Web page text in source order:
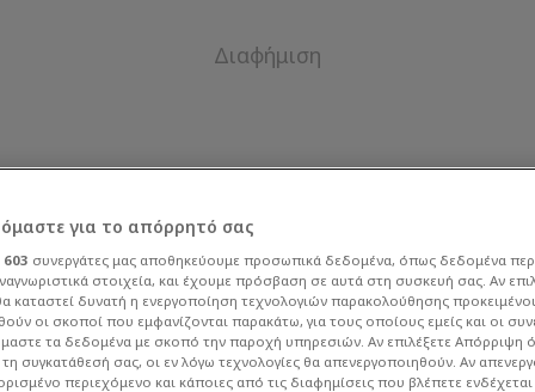
για το
με
για το απόρρητό σας
603 συνεργάτες μας αποθηκεύουμε προσωπικά δεδομένα, όπως δεδομένα
στοιχεία, και έχουμε πρόσβαση σε αυτά στη συσκευή σας. Αν
καταστεί δυνατή η ενεργοποίηση τεχνολογιών παρακολούθησης
οι σκοποί που εμφανίζονται παρακάτω, για τους οποίους εμείς και οι
τα δεδομένα με σκοπό την παροχή υπηρεσιών. Αν επιλέξετε Απόρριψη
συγκατάθεσή σας, οι εν λόγω τεχνολογίες θα απενεργοποιηθούν. Αν
περιεχόμενο και κάποιες από τις διαφημίσεις που βλέπετε ενδέχεται